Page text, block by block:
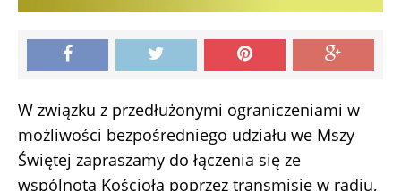
W związku z przedłużonymi ograniczeniami w
możliwości bezpośredniego udziału we Mszy
Świętej zapraszamy do łączenia się ze
wspólnotą Kościoła poprzez transmisje w radiu,